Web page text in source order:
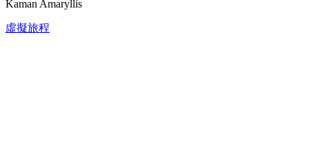
Kaman Amaryllis
虛擬旅程